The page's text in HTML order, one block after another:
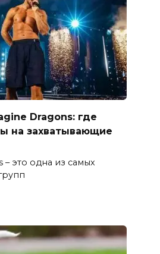
Dragons: где
на захватывающие
– это одна из самых